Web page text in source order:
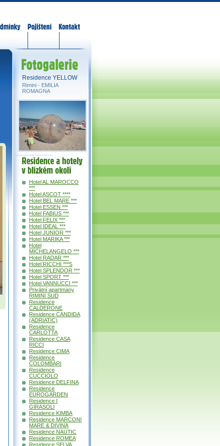
Residence YELLOW
Rimini - EMILIA
ROMAGNA
Residence a
hotely v okolí
Hotel AL MAROCCO
***
Hotel ASCOT ****
Hotel BEL MARE ***
Hotel ESSEN ***
Hotel FABIUS ***
Hotel FELIX ***
Hotel IDEAL ***
Hotel JUNIOR ***
Hotel MARIKA ***
Hotel
MICHELANGELO ***
Hotel RADAR ***
Hotel RICCHI ***S
Hotel SPLENDOR ***
Hotel SPORT ***
Hotel VANNUCCI ***
Privátní apartmany
RIMINI SUD
Residence
CALDERONE
Residence CANDIDA
(ADRIATIC)
Residence
CARLOTTA
Residence CASA
RICCI
Residence CIMA
Residence
COLOMBARI
Residence
CUCCIOLO
Residence DELFINA
Residence
EUROGARDEN
Residence I
GIRASOLI
Residence KIMBA
Residence MARCONI
MARE & DIVINA
Residence NAUTIC
Residence ROMEA
Residence SELVA